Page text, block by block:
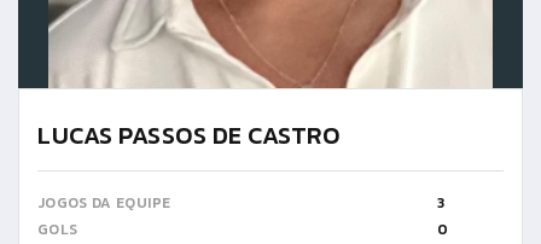
LUCAS PASSOS DE CASTRO
JOGOS DA EQUIPE
3
GOLS
0